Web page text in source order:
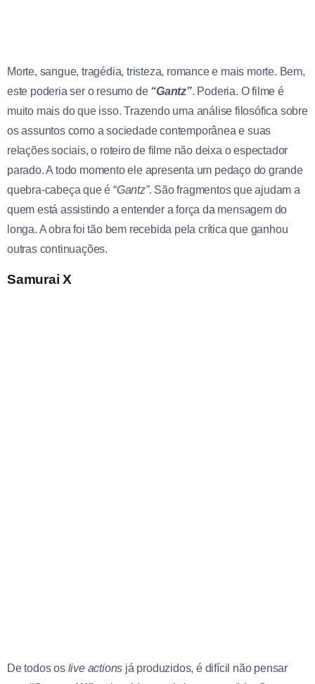
Morte, sangue, tragédia, tristeza, romance e mais morte. Bem,
este poderia ser o resumo de “Gantz”. Poderia. O filme é
muito mais do que isso. Trazendo uma análise filosófica sobre
os assuntos como a sociedade contemporânea e suas
relações sociais, o roteiro de filme não deixa o espectador
parado. A todo momento ele apresenta um pedaço do grande
quebra-cabeça que é “Gantz”. São fragmentos que ajudam a
quem está assistindo a entender a força da mensagem do
longa. A obra foi tão bem recebida pela crítica que ganhou
outras continuações.
Samurai X
De todos os live actions já produzidos, é difícil não pensar